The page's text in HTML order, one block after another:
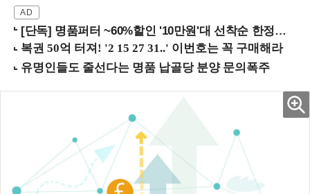
[단독] 명품퍼터 ~60%할인 '10만원'대 선착순 한정판매!